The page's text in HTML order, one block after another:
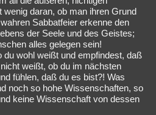
wenig daran, ob man ihren Grund
Sabbatfeier erkenne den
der Seele und des Geistes;
alles gelegen sein!
du wohl weißt und empfindest, daß
weißt, ob du im nächsten
fühlen, daß du es bist?! Was
noch so hohe Wissenschaften, so
keine Wissenschaft von dessen